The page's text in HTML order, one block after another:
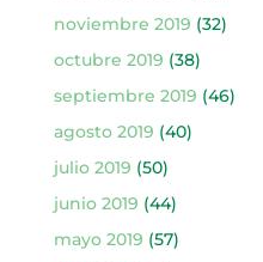
noviembre 2019 (32)
octubre 2019 (38)
septiembre 2019 (46)
agosto 2019 (40)
julio 2019 (50)
junio 2019 (44)
mayo 2019 (57)